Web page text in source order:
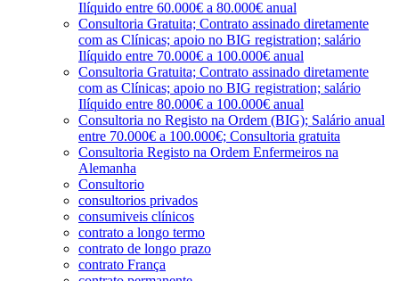
Ilíquido entre 60.000€ a 80.000€ anual
Consultoria Gratuita; Contrato assinado diretamente
com as Clínicas; apoio no BIG registration; salário
Ilíquido entre 70.000€ a 100.000€ anual
Consultoria Gratuita; Contrato assinado diretamente
com as Clínicas; apoio no BIG registration; salário
Ilíquido entre 80.000€ a 100.000€ anual
Consultoria no Registo na Ordem (BIG); Salário anual
entre 70.000€ a 100.000€; Consultoria gratuita
Consultoria Registo na Ordem Enfermeiros na
Alemanha
Consultorio
consultorios privados
consumiveis clínicos
contrato a longo termo
contrato de longo prazo
contrato França